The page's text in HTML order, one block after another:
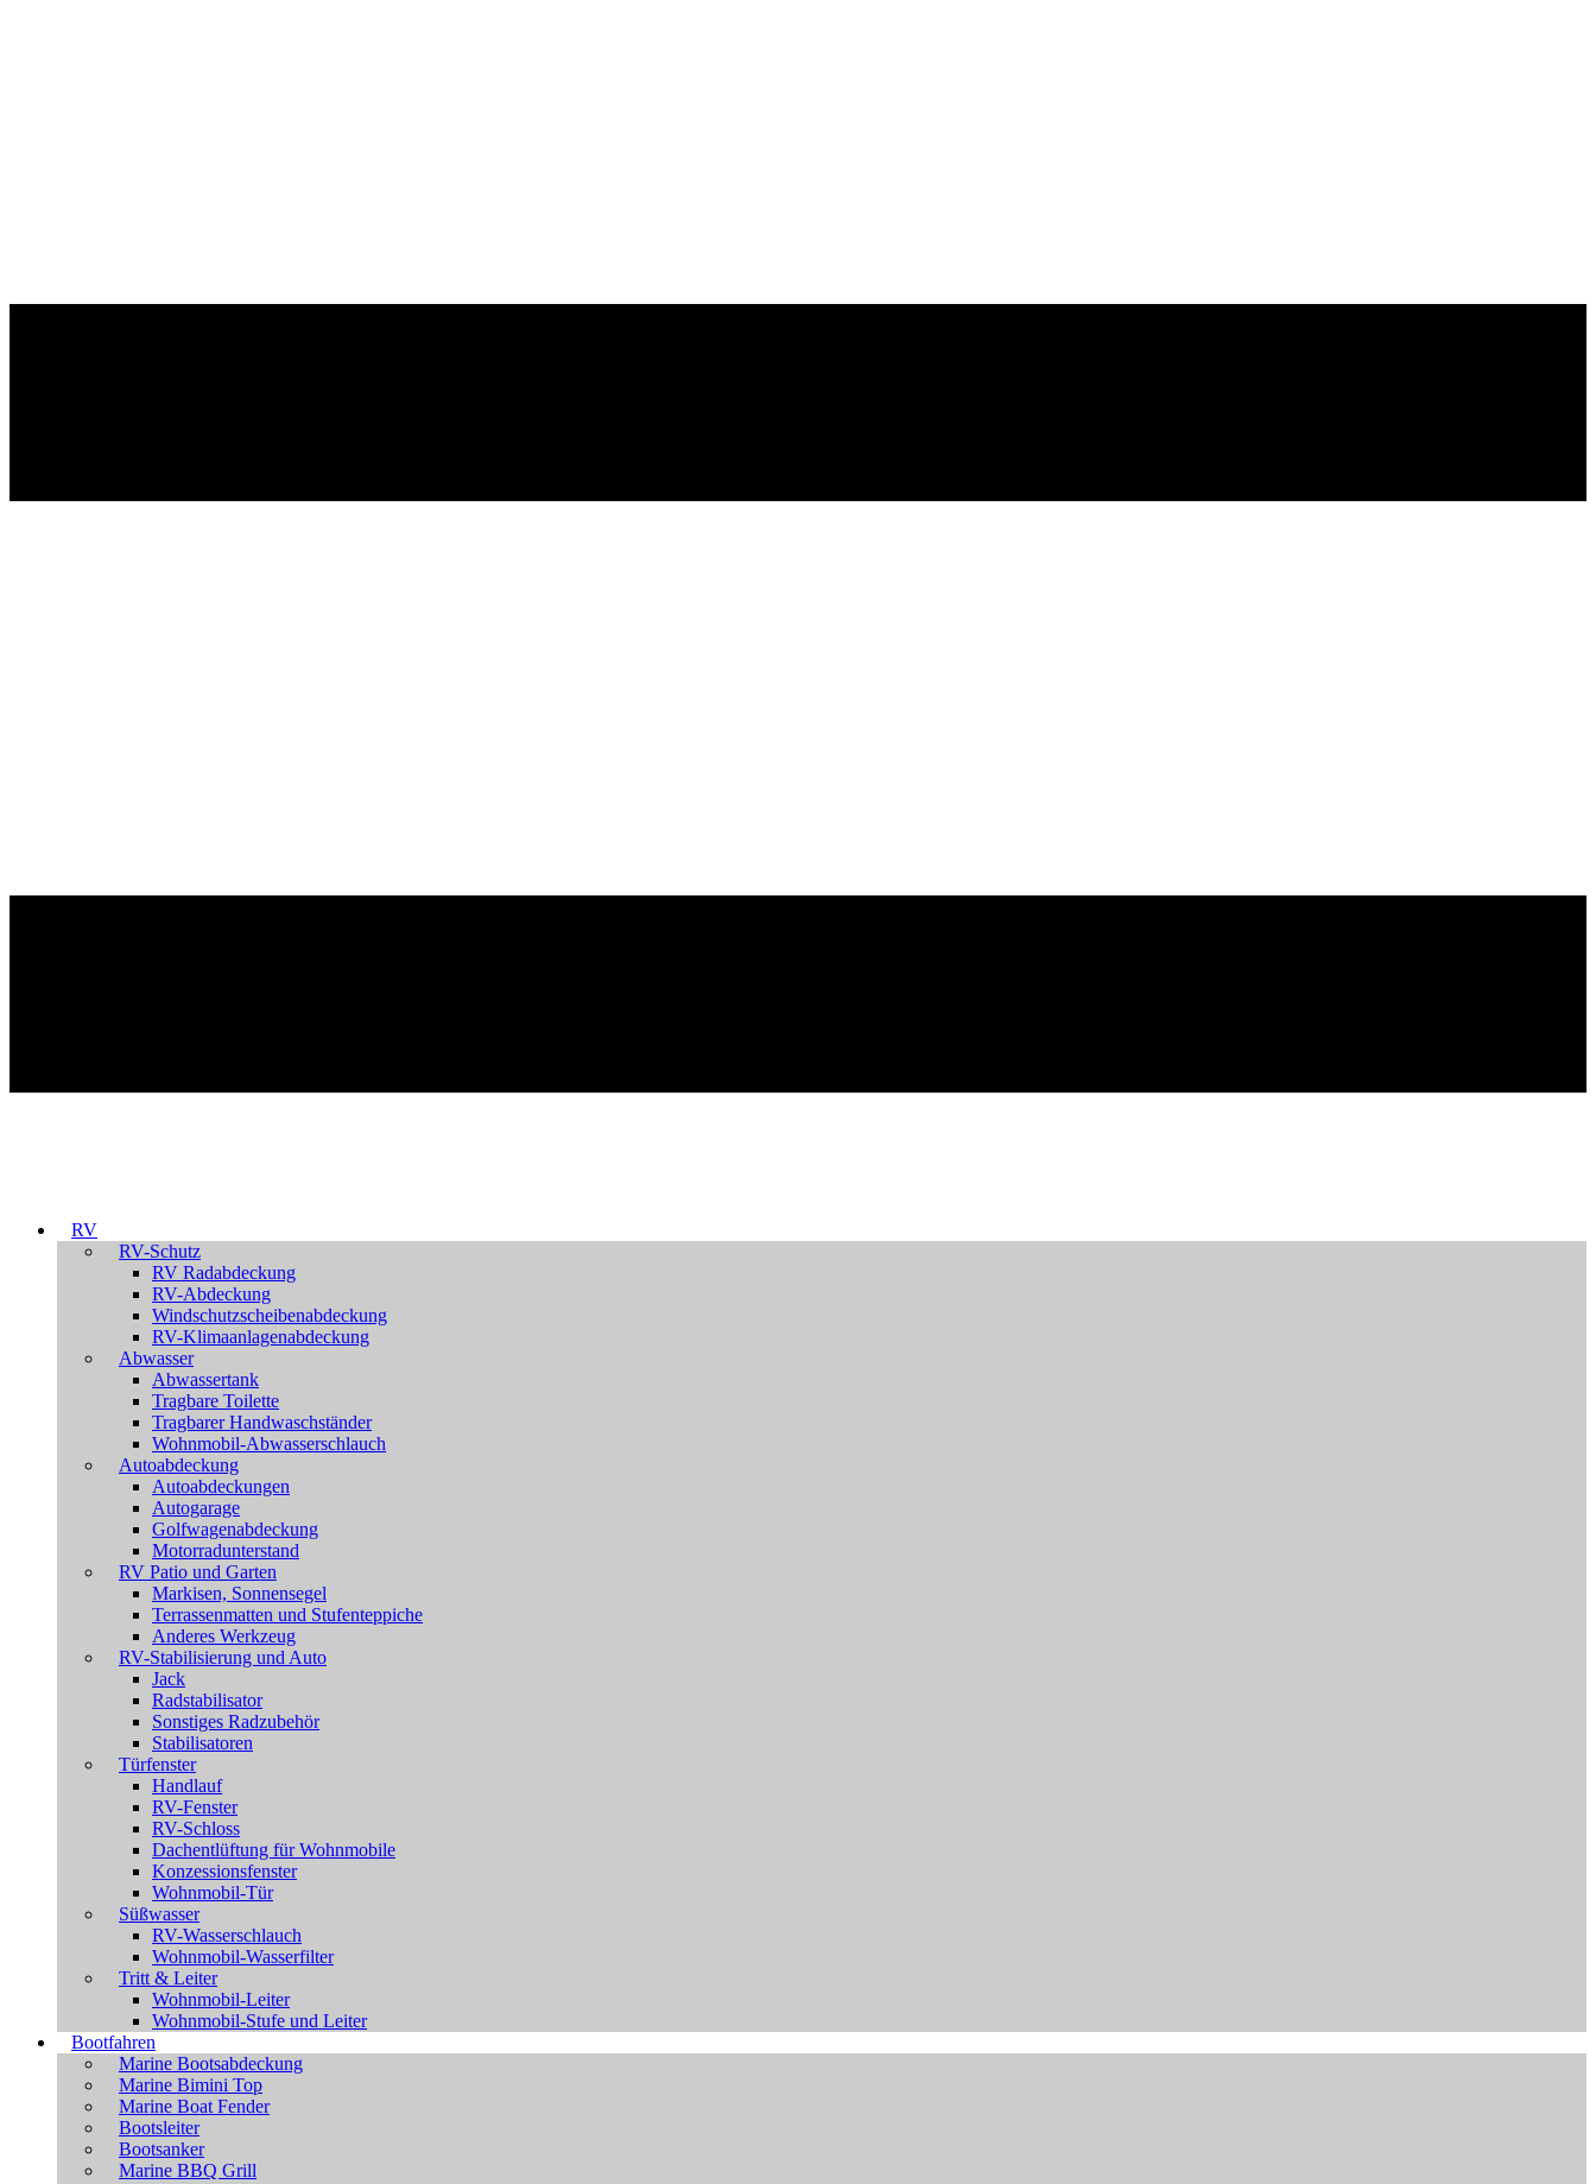
RV
RV-Schutz
RV Radabdeckung
RV-Abdeckung
Windschutzscheibenabdeckung
RV-Klimaanlagenabdeckung
Abwasser
Abwassertank
Tragbare Toilette
Tragbarer Handwaschständer
Wohnmobil-Abwasserschlauch
Autoabdeckung
Autoabdeckungen
Autogarage
Golfwagenabdeckung
Motorradunterstand
RV Patio und Garten
Markisen, Sonnensegel
Terrassenmatten und Stufenteppiche
Anderes Werkzeug
RV-Stabilisierung und Auto
Jack
Radstabilisator
Sonstiges Radzubehör
Stabilisatoren
Türfenster
Handlauf
RV-Fenster
RV-Schloss
Dachentlüftung für Wohnmobile
Konzessionsfenster
Wohnmobil-Tür
Süßwasser
RV-Wasserschlauch
Wohnmobil-Wasserfilter
Tritt & Leiter
Wohnmobil-Leiter
Wohnmobil-Stufe und Leiter
Bootfahren
Marine Bootsabdeckung
Marine Bimini Top
Marine Boat Fender
Bootsleiter
Bootsanker
Marine BBQ Grill